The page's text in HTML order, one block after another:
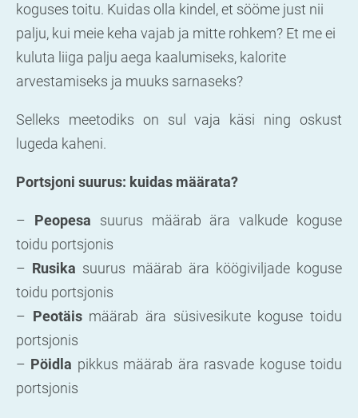
koguses toitu. Kuidas olla kindel, et sööme just nii
palju, kui meie keha vajab ja mitte rohkem? Et me ei
kuluta liiga palju aega kaalumiseks, kalorite
arvestamiseks ja muuks sarnaseks?
Selleks meetodiks on sul vaja käsi ning oskust
lugeda kaheni.
Portsjoni suurus: kuidas määrata?
– Peopesa suurus määrab ära valkude koguse
toidu portsjonis
– Rusika suurus määrab ära köögiviljade koguse
toidu portsjonis
– Peotäismäärab ära süsivesikute koguse toidu
portsjonis
– Pöidla pikkus määrab ära rasvade koguse toidu
portsjonis